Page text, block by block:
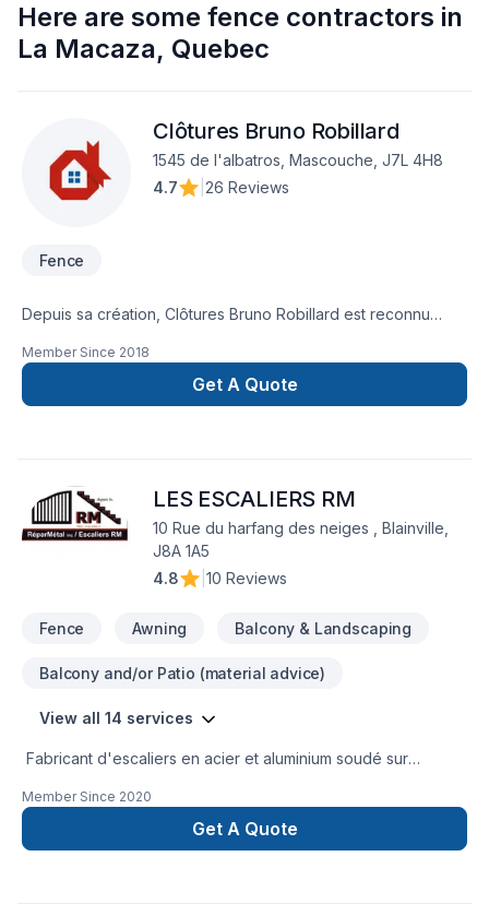
Here are some fence contractors in
La Macaza, Quebec
Clôtures Bruno Robillard
1545 de l'albatros, Mascouche, J7L 4H8
4.7
26 Reviews
Fence
Depuis sa création, Clôtures Bruno Robillard est reconnu
Lanaudière,Laurentides,Laval avec passion et
professionnalisme. Grâce à notre approche centrée sur le
client, nous proposons des solutions adaptées à vos besoins
centré sur vos besoins et vos aspirations.
Member Since 2018
Get A Quote
LES ESCALIERS RM
10 Rue du harfang des neiges , Blainville,
J8A 1A5
4.8
10 Reviews
Fence Awning Balcony & Landscaping
Balcony and/or Patio (material advice)
View all 14 services
Fabricant d'escaliers en acier et aluminium soudé sur
fibre de verre , en composite, en bois , en aluminium . Cloture
Member Since 2020
Get A Quote